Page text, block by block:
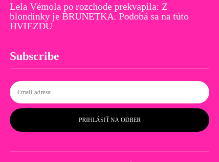
Lela Vémola po rozchode prekvapila: Z
blondínky je BRUNETKA. Podobá sa na túto
HVIEZDU
Subscribe
PRIHLÁSIŤ NA ODBER